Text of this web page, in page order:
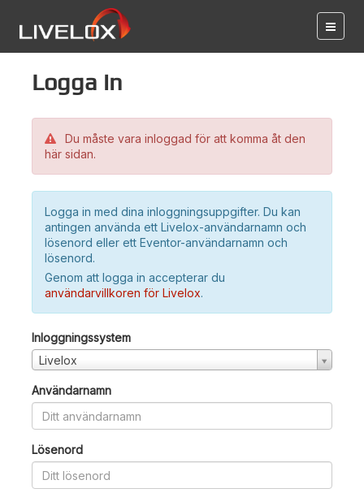
Logga in
Du måste vara inloggad för att komma åt den
här sidan.
Logga in med dina inloggningsuppgifter. Du kan
antingen använda ett Livelox-användarnamn och
lösenord eller ett Eventor-användarnamn och
lösenord.
Genom att logga in accepterar du
användarvillkoren för Livelox.
Inloggningssystem
Livelox
Användarnamn
Lösenord